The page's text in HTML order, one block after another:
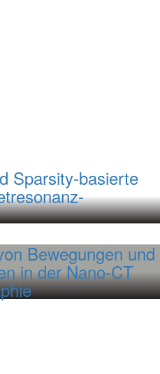
Sparsity-basierte
Bewegungen und
in der Nano-CT